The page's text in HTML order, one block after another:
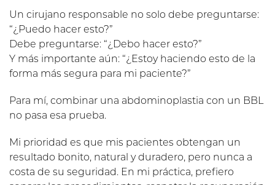
Un cirujano responsable no solo debe preguntarse:
“¿Puedo hacer esto?”
Debe preguntarse: “¿Debo hacer esto?”
Y más importante aún: “¿Estoy haciendo esto de la
forma más segura para mi paciente?”
Para mí, combinar una abdominoplastia con un BBL
no pasa esa prueba.
Mi prioridad es que mis pacientes obtengan un
resultado bonito, natural y duradero, pero nunca a
costa de su seguridad. En mi práctica, prefiero